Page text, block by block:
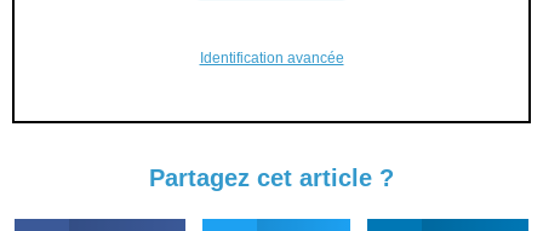
Identification avancée
Partagez cet article ?